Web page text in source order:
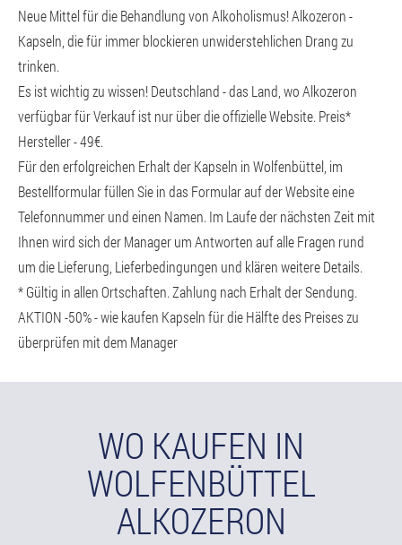
Neue Mittel für die Behandlung von Alkoholismus! Alkozeron -
Kapseln, die für immer blockieren unwiderstehlichen Drang zu
trinken.
Es ist wichtig zu wissen! Deutschland - das Land, wo Alkozeron
verfügbar für Verkauf ist nur über die offizielle Website. Preis*
Hersteller - 49€.
Für den erfolgreichen Erhalt der Kapseln in Wolfenbüttel, im
Bestellformular füllen Sie in das Formular auf der Website eine
Telefonnummer und einen Namen. Im Laufe der nächsten Zeit mit
Ihnen wird sich der Manager um Antworten auf alle Fragen rund
um die Lieferung, Lieferbedingungen und klären weitere Details.
* Gültig in allen Ortschaften. Zahlung nach Erhalt der Sendung.
AKTION -50% - wie kaufen Kapseln für die Hälfte des Preises zu
überprüfen mit dem Manager
WO KAUFEN IN
WOLFENBÜTTEL
ALKOZERON